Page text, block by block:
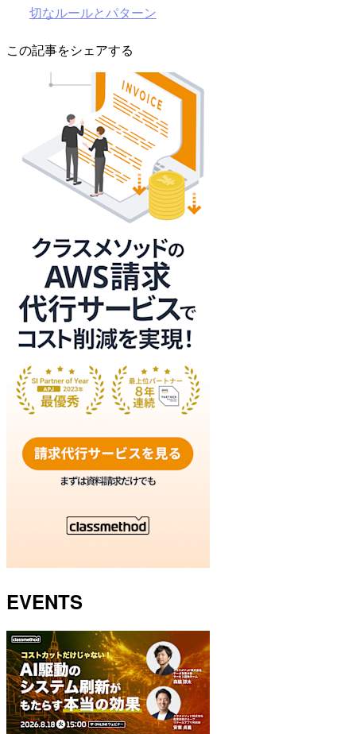
切なルールとパターン
この記事をシェアする
EVENTS